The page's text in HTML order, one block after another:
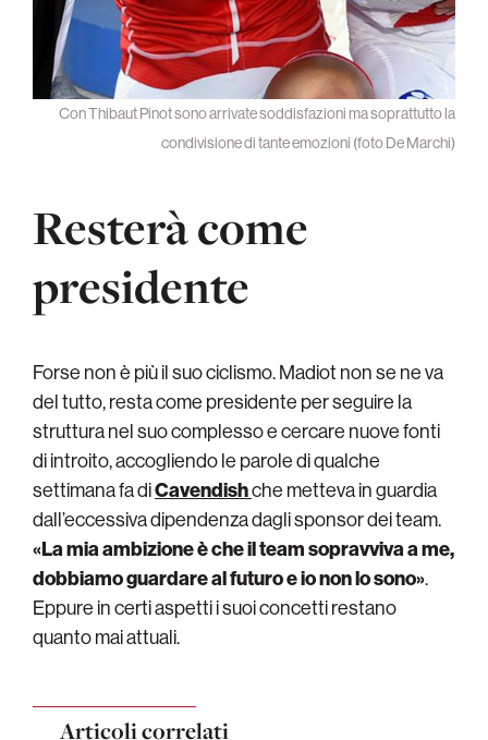
Con Thibaut Pinot sono arrivate soddisfazioni ma soprattutto la
condivisione di tante emozioni (foto De Marchi)
Resterà come
presidente
Forse non è più il suo ciclismo. Madiot non se ne va
del tutto, resta come presidente per seguire la
struttura nel suo complesso e cercare nuove fonti
di introito, accogliendo le parole di qualche
settimana fa diCavendishche metteva in guardia
dall’eccessiva dipendenza dagli sponsor dei team.
«La mia ambizione è che il team sopravviva a me,
dobbiamo guardare al futuro e io non lo sono».
Eppure in certi aspetti i suoi concetti restano
quanto mai attuali.
Articoli correlati